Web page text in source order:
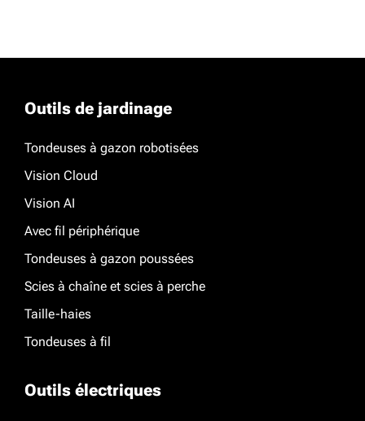
Outils de jardinage
Tondeuses à gazon robotisées
Vision Cloud
Vision AI
Avec fil périphérique
Tondeuses à gazon poussées
Scies à chaîne et scies à perche
Taille-haies
Tondeuses à fil
Outils électriques